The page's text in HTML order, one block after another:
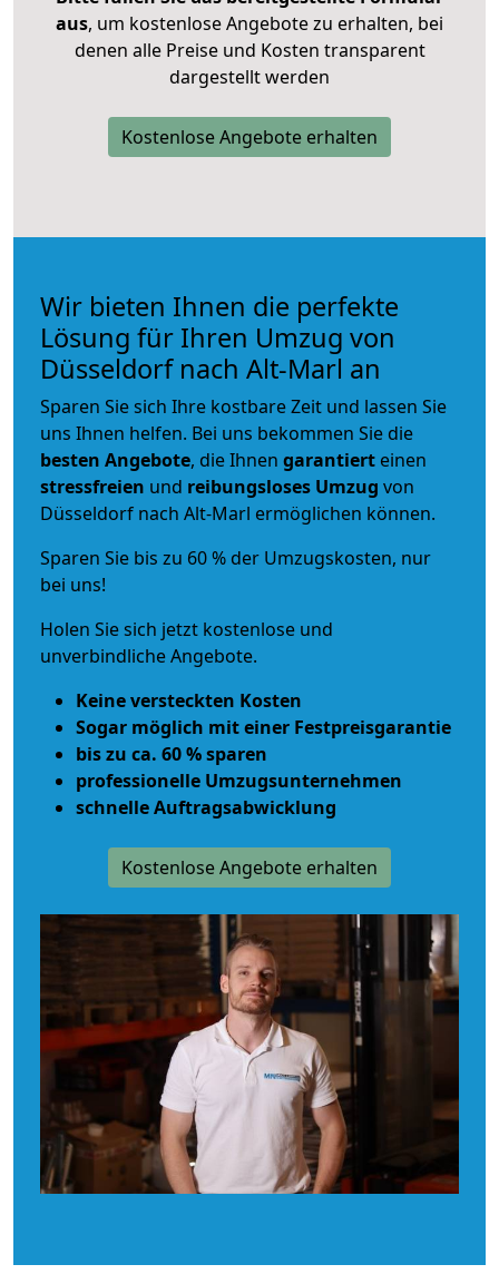
aus, um kostenlose Angebote zu erhalten, bei
denen alle Preise und Kosten transparent
dargestellt werden
Kostenlose Angebote erhalten
Wir bieten Ihnen die perfekte
Lösung für Ihren Umzug von
Düsseldorf nach Alt-Marl an
Sparen Sie sich Ihre kostbare Zeit und lassen Sie
uns Ihnen helfen. Bei uns bekommen Sie die
besten Angebote, die Ihnen garantiert einen
stressfreien und reibungsloses Umzug von
Düsseldorf nach Alt-Marl ermöglichen können.
Sparen Sie bis zu 60 % der Umzugskosten, nur
bei uns!
Holen Sie sich jetzt kostenlose und
unverbindliche Angebote.
Keine versteckten Kosten
Sogar möglich mit einer Festpreisgarantie
bis zu ca. 60 % sparen
professionelle Umzugsunternehmen
schnelle Auftragsabwicklung
Kostenlose Angebote erhalten